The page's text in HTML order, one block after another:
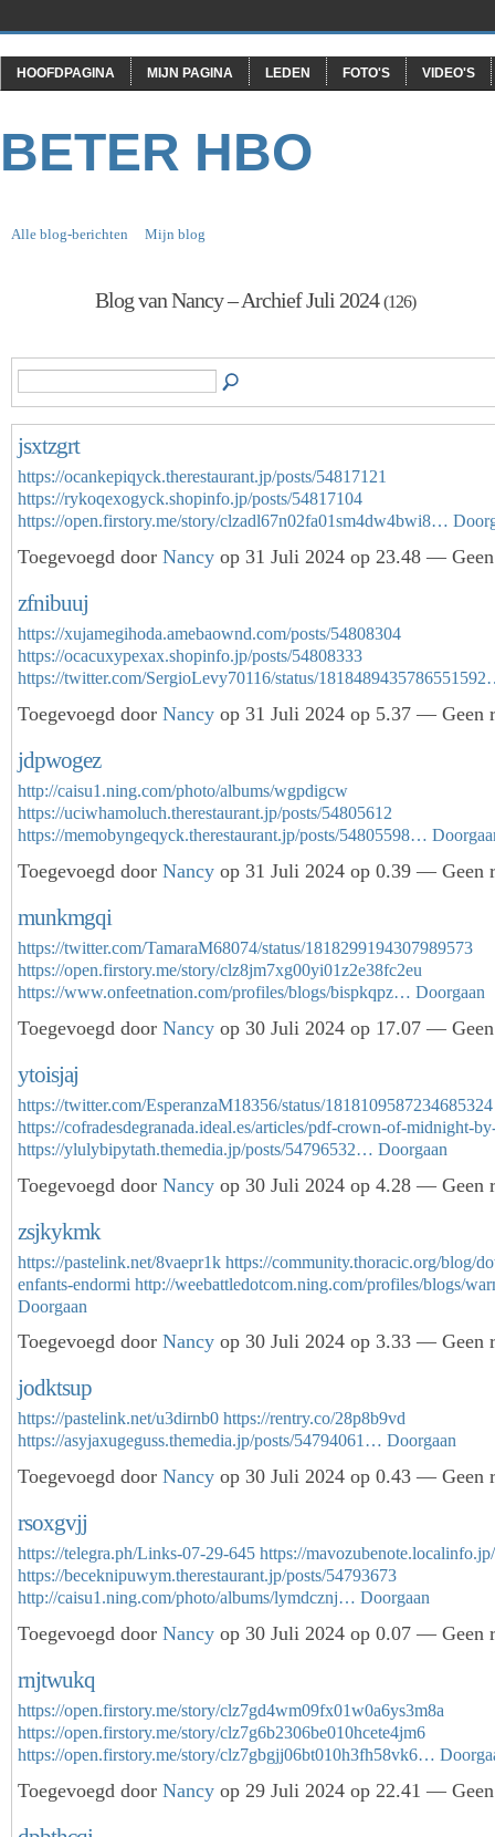
HOOFDPAGINA MIJN PAGINA LEDEN FOTO'S VIDEO'S
BETER HBO
Alle blog-berichten Mijn blog
Blog van Nancy – Archief Juli 2024(126)
jsxtzgrt
https://ocankepiqyck.therestaurant.jp/posts/54817121
https://rykoqexogyck.shopinfo.jp/posts/54817104
https://open.firstory.me/story/clzadl67n02fa01sm4dw4bwi8…
Toegevoegd door Nancy op 31 Juli 2024 op 23.48 — Geen
zfnibuuj
https://xujamegihoda.amebaownd.com/posts/54808304
https://ocacuxypexax.shopinfo.jp/posts/54808333
https://twitter.com/SergioLevy70116/status/
Toegevoegd door Nancy op 31 Juli 2024 op 5.37 — Geen
jdpwogez
http://caisu1.ning.com/photo/albums/wgpdigcw
https://uciwhamoluch.therestaurant.jp/posts/54805612
https://memobyngeqyck.therestaurant.jp/posts/54805598…
Toegevoegd door Nancy op 31 Juli 2024 op 0.39 — Geen
munkmgqi
https://twitter.com/TamaraM68074/status/1818299194307989573
https://open.firstory.me/story/clz8jm7xg00yi01z2e38fc2eu
https://www.onfeetnation.com/profiles/blogs/bispkqpz… Doorgaan
Toegevoegd door Nancy op 30 Juli 2024 op 17.07 — Geen
ytoisjaj
https://twitter.com/EsperanzaM18356/status/1818109587234685324
https://cofradesdegranada.ideal.es/articles/pdf-crown-of-midnight-
https://ylulybipytath.themedia.jp/posts/54796532… Doorgaan
Toegevoegd door Nancy op 30 Juli 2024 op 4.28 — Geen
zsjkykmk
https://pastelink.net/8vaepr1k https://community.thoracic.org/blog/
enfants-endormi http://weebattledotcom.ning.com/profiles/blogs/
Doorgaan
Toegevoegd door Nancy op 30 Juli 2024 op 3.33 — Geen
jodktsup
https://pastelink.net/u3dirnb0 https://rentry.co/28p8b9vd
https://asyjaxugeguss.themedia.jp/posts/54794061… Doorgaan
Toegevoegd door Nancy op 30 Juli 2024 op 0.43 — Geen
rsoxgvjj
https://telegra.ph/Links-07-29-645 https://
https://beceknipuwym.therestaurant.jp/posts/54793673
http://caisu1.ning.com/photo/albums/lymdcznj… Doorgaan
Toegevoegd door Nancy op 30 Juli 2024 op 0.07 — Geen
rnjtwukq
https://open.firstory.me/story/clz7gd4wm09fx01w0a6ys3m8a
https://open.firstory.me/story/clz7g6b2306be010hcete4jm6
https://open.firstory.me/story/clz7gbgjj06bt010h3fh58vk6…
Toegevoegd door Nancy op 29 Juli 2024 op 22.41 — Geen